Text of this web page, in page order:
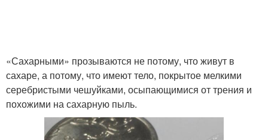
«Сахарными» прозываются не потому, что живут в
сахаре, а потому, что имеют тело, покрытое мелкими
серебристыми чешуйками, осыпающимися от трения и
похожими на сахарную пыль.